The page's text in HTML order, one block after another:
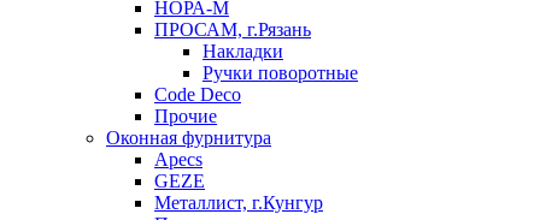
НОРА-М
ПРОСАМ, г.Рязань
Накладки
Ручки поворотные
Code Deco
Прочие
Оконная фурнитура
Apecs
GEZE
Металлист, г.Кунгур